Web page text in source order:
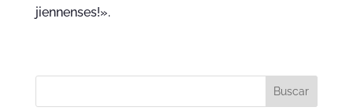
jiennenses!».